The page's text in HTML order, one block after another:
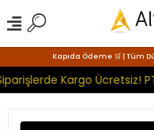
Kapıda Ödeme 🛒 | Tüm
Kargo Ücretsiz!